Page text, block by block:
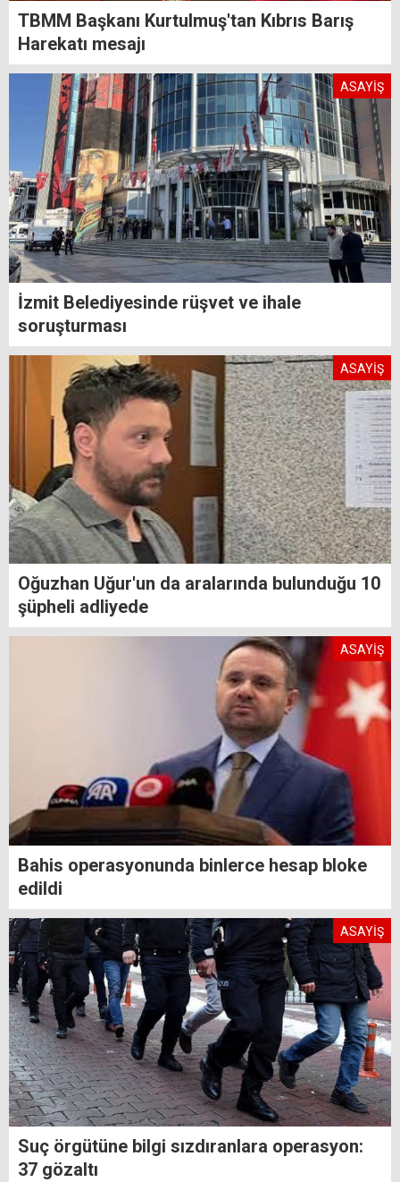
TBMM Başkanı Kurtulmuş'tan Kıbrıs Barış
Harekatı mesajı
ASAYİŞ
İzmit Belediyesinde rüşvet ve ihale
soruşturması
ASAYİŞ
Oğuzhan Uğur'un da aralarında bulunduğu 10
şüpheli adliyede
ASAYİŞ
Bahis operasyonunda binlerce hesap bloke
edildi
ASAYİŞ
Suç örgütüne bilgi sızdıranlara operasyon:
37 gözaltı